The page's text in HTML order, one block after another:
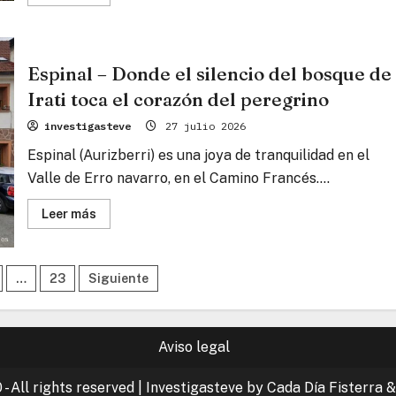
Donde
Hemingway
el
y
piedras
susurran
la
de
Roldán
Espinal – Donde el silencio del bosque de
Irati toca el corazón del peregrino
investigasteve 27 julio 2026
Espinal (Aurizberri) es una joya de tranquilidad en el
Valle de Erro navarro, en el Camino Francés....
Leer másLee
más
–
Donde
el
del
bosque
corazón
… 23 Siguiente
Aviso legal
All rights reserved Investigasteve by Cada Día Fisterra